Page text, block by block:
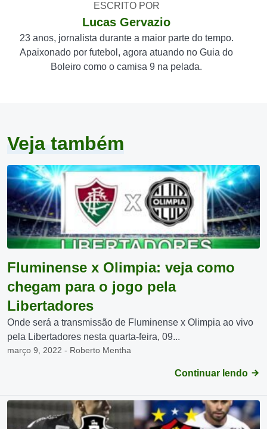
ESCRITO POR
Lucas Gervazio
23 anos, jornalista durante a maior parte do tempo.
Apaixonado por futebol, agora atuando no Guia do
Boleiro como o camisa 9 na pelada.
Veja também
Fluminense x Olimpia: veja como
chegam para o jogo pela
Libertadores
Onde será a transmissão de Fluminense x Olimpia ao vivo
pela Libertadores nesta quarta-feira, 09...
março 9, 2022 - Roberto Mentha
Continuar lendo